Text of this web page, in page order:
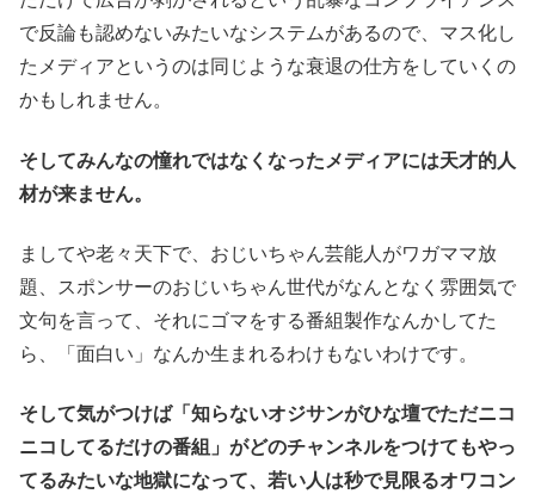
で反論も認めないみたいなシステムがあるので、マス化し
たメディアというのは同じような衰退の仕方をしていくの
かもしれません。
そしてみんなの憧れではなくなったメディアには天才的人
材が来ません。
ましてや老々天下で、おじいちゃん芸能人がワガママ放
題、スポンサーのおじいちゃん世代がなんとなく雰囲気で
文句を言って、それにゴマをする番組製作なんかしてた
ら、「面白い」なんか生まれるわけもないわけです。
そして気がつけば「知らないオジサンがひな壇でただニコ
ニコしてるだけの番組」がどのチャンネルをつけてもやっ
てるみたいな地獄になって、若い人は秒で見限るオワコン